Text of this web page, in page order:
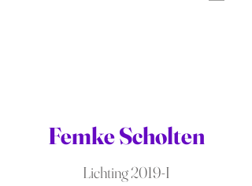
Femke Scholten
Lichting 2019-I